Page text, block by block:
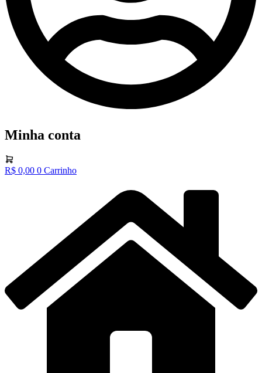
Minha conta
R$ 0,00 0 Carrinho